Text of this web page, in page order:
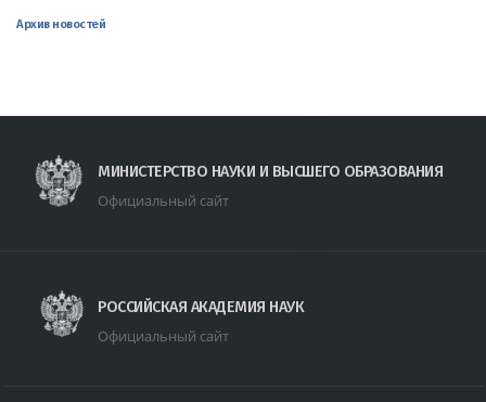
Архив новостей
МИНИСТЕРСТВО НАУКИ И ВЫСШЕГО ОБРАЗОВАНИЯ
Официальный сайт
РОССИЙСКАЯ АКАДЕМИЯ НАУК
Официальный сайт